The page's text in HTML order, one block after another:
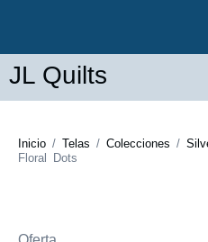
JL Quilts
Inicio / Telas / Colecciones /
Floral Dots